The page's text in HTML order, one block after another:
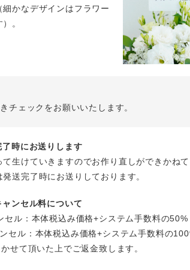
かなデザインはフラワー
。
チェックをお願いいたします。
時にお送りします
生けていきますのでお作り直しができかね
送完了時にお送りしております。
ンセル料について
セル：本体税込み価格+システム手数料の50%
セル：本体税込み価格+システム手数料の
せて頂いた上でご返金致します。